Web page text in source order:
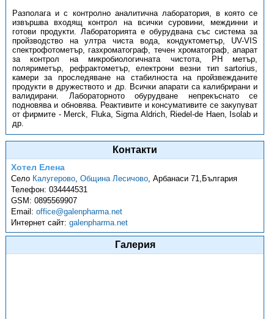
Разполага и с контролно аналитична лаборатория, в която се
извършва входящ контрол на всички суровини, междинни и
готови продукти. Лабораторията е обурудвана със система за
пройзводство на ултра чиста вода, кондуктометър, UV-VIS
спектрофотометър, газхроматограф, течен хроматограф, апарат
за контрол на микробиологичната чистота, PH метър,
поляриметър, рефрактометър, електрони везни тип sartorius,
камери за проследяване на стабилноста на пройзвежданите
продукти в дружеството и др. Всички апарати са калибрирани и
валидирани. Лабораторното обурудване непрекъснато се
подновява и обновява. Реактивите и консумативите се закупуват
от фирмите - Merck, Fluka, Sigma Aldrich, Riedel-de Haen, Isolab и
др.
Контакти
Хотел Елена
Село Калугерово,Община Лесичово,Aрбанаси 71,България
Телефон:034444531
GSM:0895569907
Email:office@galenpharma.net
Интернет сайт:galenpharma.net
Галерия